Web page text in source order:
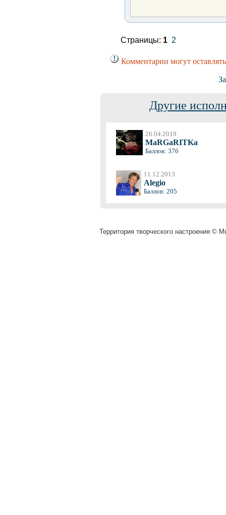
Страницы: 1 2
Комментарии могут
Другие
26.04.2019
MaRGaRITKa
Баллов: 376
11.12.2013
Alegio
Баллов: 205
Территория творческого настроения ©